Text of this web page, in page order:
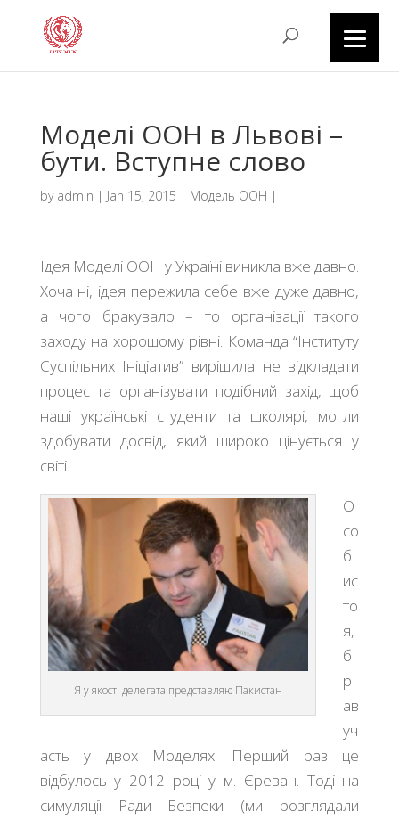
Моделі ООН в Львові –
бути. Вступне слово
by admin | Jan 15, 2015 | Модель ООН |
Ідея Моделі ООН у Україні виникла вже давно.
Хоча ні, ідея пережила себе вже дуже давно,
а чого бракувало – то організації такого
заходу на хорошому рівні. Команда “Інституту
Суспільних Ініціатив” вирішила не відкладати
процес та організувати подібний захід, щоб
наші українські студенти та школярі, могли
здобувати досвід, який широко цінується у
світі.
Я у якості делегата представляю Пакистан
О
со
б
ис
то
я,
б
р
ав
уч
асть у двох Моделях. Перший раз це
відбулось у 2012 році у м. Єреван. Тоді на
симуляції Ради Безпеки (ми розглядали